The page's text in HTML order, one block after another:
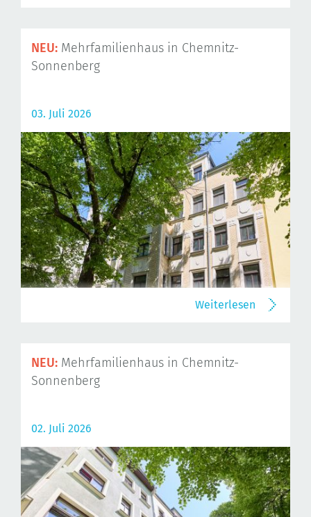
NEU: Mehrfamilienhaus in Chemnitz-
Sonnenberg
03. Juli 2026
Weiterlesen
NEU: Mehrfamilienhaus in Chemnitz-
Sonnenberg
02. Juli 2026